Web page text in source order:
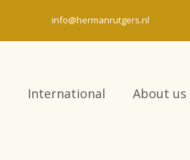
info@hermanrutgers.nl
International About us